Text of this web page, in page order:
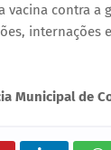
vacina contra a
internações
Municipal de